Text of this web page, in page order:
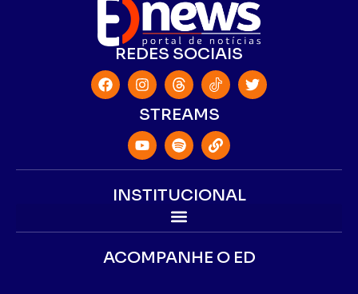
REDES SOCIAIS
STREAMS
INSTITUCIONAL
ACOMPANHE O ED